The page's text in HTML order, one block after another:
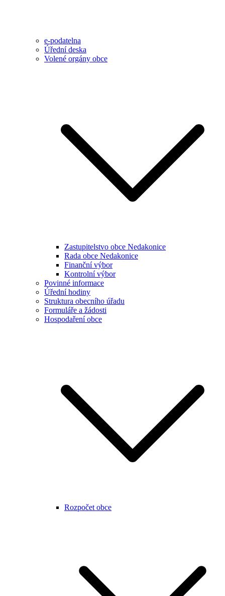
e-podatelna
Úřední deska
Volené orgány obce
Zastupitelstvo obce Nedakonice
Rada obce Nedakonice
Finanční výbor
Kontrolní výbor
Povinné informace
Úřední hodiny
Struktura obecního úřadu
Formuláře a žádosti
Hospodaření obce
Rozpočet obce